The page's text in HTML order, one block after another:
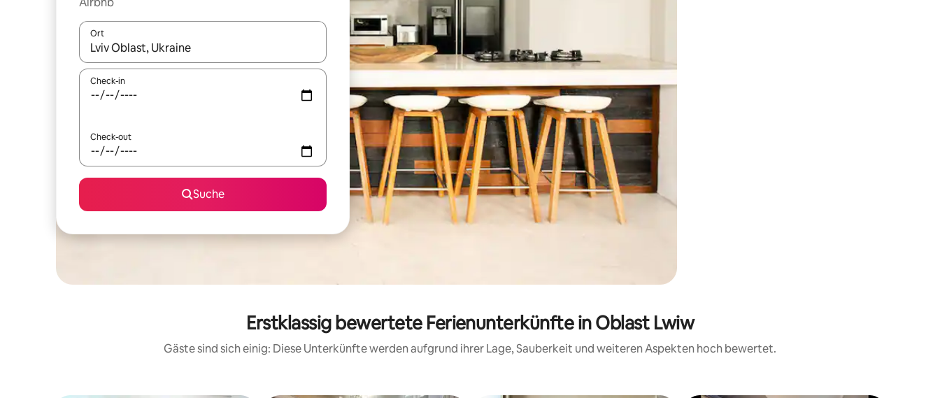
Ort
Wenn Ergebnisse verfügbar sind, navigiere mit den Pfeiltasten nach oben und unten oder erkunde die Ergebnisse durch Berühren oder Wischgesten.
Check-in
Check-out
Suche
Erstklassig bewertete Ferienunterkünfte in Oblast Lwiw
Gäste sind sich einig: Diese Unterkünfte werden aufgrund ihrer Lage, Sauberkeit und weiteren Aspekten hoch bewertet.